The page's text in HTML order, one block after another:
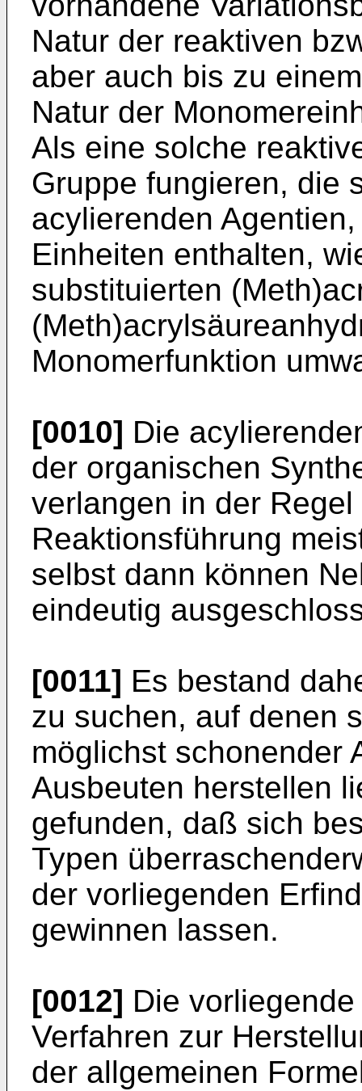
Natur der reaktiven
aber auch bis zu
Natur der
Als eine solche
Gruppe fungieren, die
acylierenden
Einheiten enthalten,
substituierten
Monomerfunktion
[0010] Die
der organischen
verlangen in der
Reaktionsführung
selbst dann können
eindeutig
[0011] Es bestand
zu suchen, auf denen
möglichst schonender
Ausbeuten herstellen
gefunden, daß sich
Typen
der vorliegenden
gewinnen lassen.
[0012] Die
Verfahren zur
der allgemeinen